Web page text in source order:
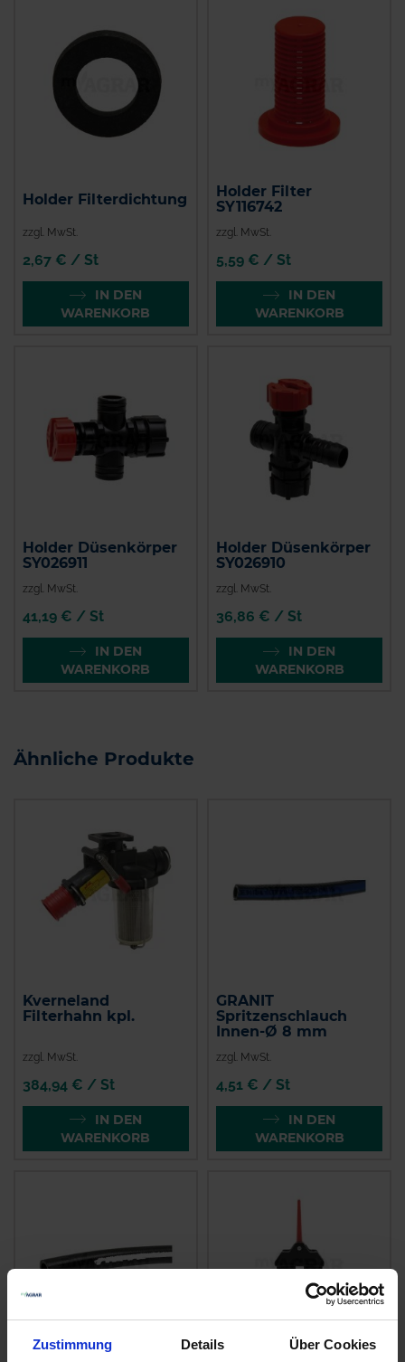
Zustimmung Details Über Cookies
Holder Filterdichtung
zzgl. MwSt.
2,67 € / St
IN DEN
WARENKORB
Holder Filter
SY116742
zzgl. MwSt.
5,59 € / St
IN DEN
WARENKORB
Holder Düsenkörper
SY026911
zzgl. MwSt.
41,19 € / St
IN DEN
WARENKORB
Holder Düsenkörper
SY026910
zzgl. MwSt.
36,86 € / St
IN DEN
WARENKORB
Ähnliche Produkte
Kverneland
Filterhahn kpl.
zzgl. MwSt.
384,94 € / St
IN DEN
WARENKORB
GRANIT
Spritzenschlauch
Innen-Ø 8 mm
zzgl. MwSt.
4,51 € / St
IN DEN
WARENKORB